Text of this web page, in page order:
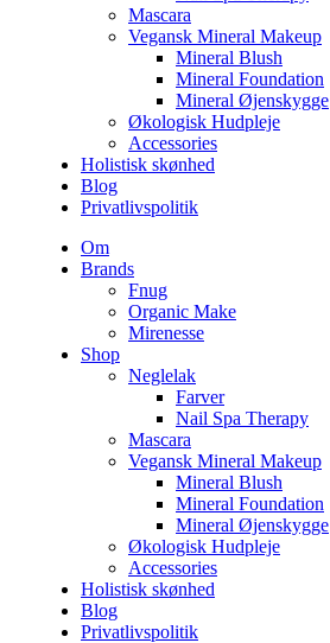
Mascara
Vegansk Mineral Makeup
Mineral Blush
Mineral Foundation
Mineral Øjenskygge
Økologisk Hudpleje
Accessories
Holistisk skønhed
Blog
Privatlivspolitik
Om
Brands
Fnug
Organic Make
Mirenesse
Shop
Neglelak
Farver
Nail Spa Therapy
Mascara
Vegansk Mineral Makeup
Mineral Blush
Mineral Foundation
Mineral Øjenskygge
Økologisk Hudpleje
Accessories
Holistisk skønhed
Blog
Privatlivspolitik